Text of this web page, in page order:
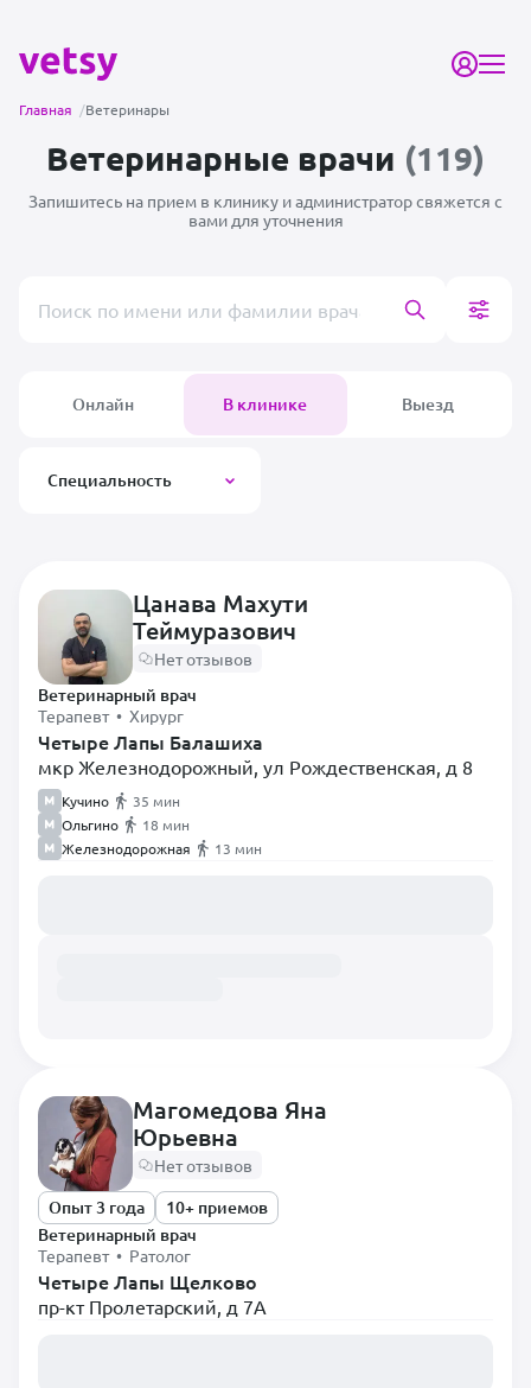
Главная /Ветеринары
Ветеринарные врачи (119)
Запишитесь на прием в клинику и администраторсвяжется с
вами для уточнения
Онлайн В клинике Выезд
Специальность
Самые популярные
Диетолог
Терапевт
Анестезиолог
Вирусолог
Врач лабораторной
Инфекционист
Кардиолог
Невролог
Нефролог
Онколог
Орнитолог
Цанава Махути
Теймуразович
Нет отзывов
Ветеринарный врач
Терапевт • Хирург
Четыре Лапы Балашиха
мкр Железнодорожный, ул Рождественская, д 8
Кучино
35 мин
Ольгино
18 мин
Железнодорожная
13 мин
Магомедова Яна
Юрьевна
Нет отзывов
Опыт 3 года
10+ приемов
Ветеринарный врач
Терапевт • Ратолог
Четыре Лапы Щелково
пр-кт Пролетарский, д 7А